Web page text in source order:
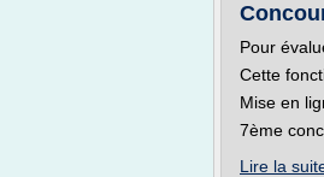
Pour
Cette
Mise en
7ème
Lire la